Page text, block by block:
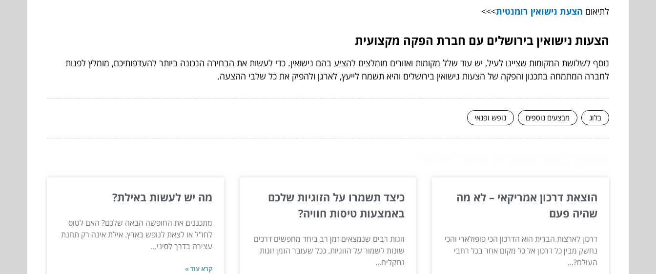
לתיאום הצעת נישואין רומנטית>>>
הצעות נישואין בירושלים עם חברת הפקה מקצועית
נוסף לשלושת המקומות שציינו לעיל, יש עוד שלל מקומות ואזורים מומלצים להציע בהם נישואין. כדי לעשות את הבחירה הנכונה ביותר להעדפותיכם, מומלץ לפנות
לחברה המתמחה בתכנון והפקה של הצעות נישואין בירושלים והיא תשמח לייעץ, לארגן ולהפיק את כל שלבי ההצעה.
בלוג מבצעים נוספים נופש ופנאי
הוצאת דרכון אמריקאי – לא מה
שהיה פעם
דרכון לארצות הברית הוא הדרכון הכי פופולארי והכי
נחשק מבין כל דרכון אל כל מקום אחר בכל רחבי
העולם?...
כיצד תשמרו על הזוגיות שלכם
באמצעות טיסות חוויה?
זוגות רבים שנמצאים זמן רב ביחד מחפשים דרכים
שונות לשמור על הזוגיות. ככל שעובר הזמן זוגות
נתקלים...
מה יש לעשות באילת?
מתכננים את החופשה הבאה שלכם? האם לטוס
לחו"ל או לצאת לנופש בארץ. אילת אינה רק תחנת
עצירה בדרך לסיני...
קרא עוד »